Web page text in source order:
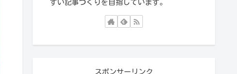
すい記事づくりを目指しています。
スポンサーリンク